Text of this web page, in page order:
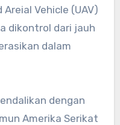
Vehicle (UAV)
dikontrol dari jauh
dalam
dengan
Amerika Serikat